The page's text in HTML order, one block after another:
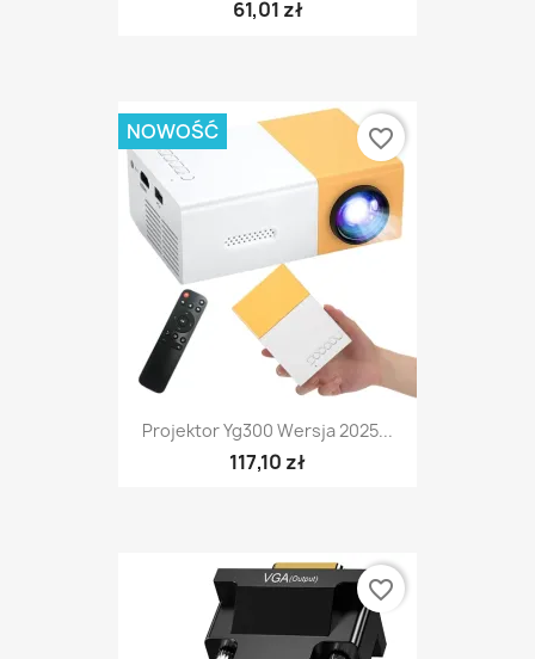
61,01 zł
Projektor Yg300 Wersja 2025...
117,10 zł
NOWOŚĆ favorite_border
favorite_border